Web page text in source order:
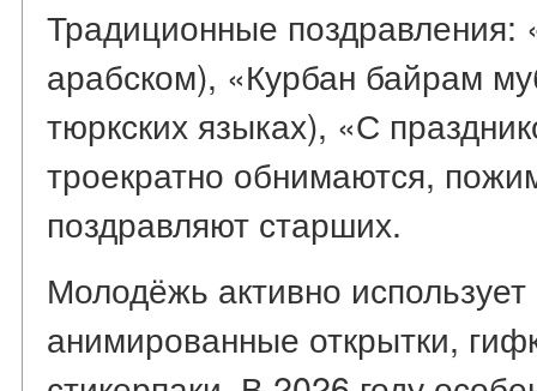
Традиционные поздравления:
арабском), «Курбан байрам
тюркских языках), «С
троекратно обнимаются,
поздравляют старших.
Молодёжь активно
анимированные открытки,